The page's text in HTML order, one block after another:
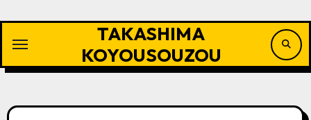
容
ッ
TAKASHIMA
KOYOUSOUZOU